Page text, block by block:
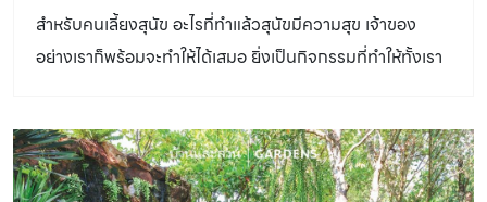
สำหรับคนเลี้ยงสุนัข อะไรที่ทำแล้วสุนัขมีความสุข เจ้าของ
อย่างเราก็พร้อมจะทำให้ได้เสมอ ยิ่งเป็นกิจกรรมที่ทำให้ทั้งเรา
eat by Kong ที่ Doquabistro สวนน้ำน้องหมาที่ใหญ่ที่สุด
ในประเทศไทย และยังเป็นแห่งแรกในเอเชียด้วย